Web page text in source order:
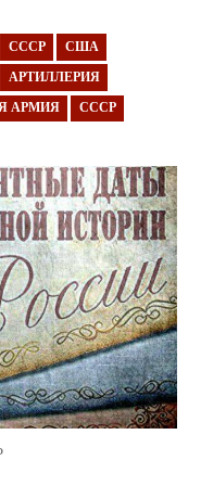
СССР США
АРТИЛЛЕРИЯ
АРМИЯ СССР